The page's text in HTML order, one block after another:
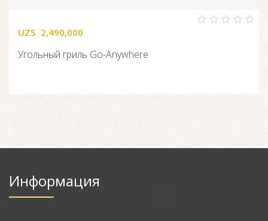
UZS 2,490,000
Угольный гриль Go-Anywhere
Информация